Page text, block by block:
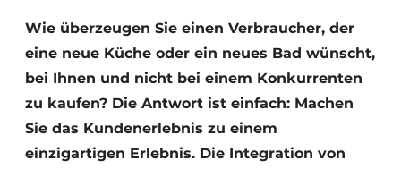
Wie überzeugen Sie einen Verbraucher, der
eine neue Küche oder ein neues Bad wünscht,
bei Ihnen und nicht bei einem Konkurrenten
zu kaufen? Die Antwort ist einfach: Machen
Sie das Kundenerlebnis zu einem
einzigartigen Erlebnis. Die Integration von